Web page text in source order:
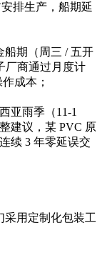
排生产，船期延
船期（周三 / 五开
厂商通过月度计
成本；
亚雨季（11-1
建议，某 PVC 原
续 3 年零延误交
采用定制化包装工